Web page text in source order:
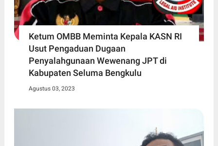
Ketum OMBB Meminta Kepala KASN RI
Usut Pengaduan Dugaan
Penyalahgunaan Wewenang JPT di
Kabupaten Seluma Bengkulu
Agustus 03, 2023